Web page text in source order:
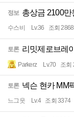
정보 총상금 2100만
수스비 Lv.36 조회 2868
토론 리밋제로브레
Parkerz Lv.70 조회
토론 넥슨 현카 MM
느그읏 Lv.4 조회 3374